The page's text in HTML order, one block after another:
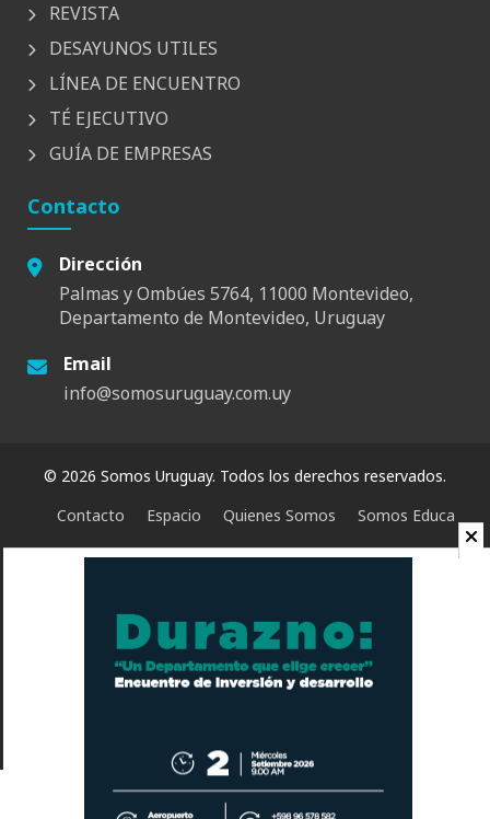
REVISTA
DESAYUNOS UTILES
LÍNEA DE ENCUENTRO
TÉ EJECUTIVO
GUÍA DE EMPRESAS
Contacto
Dirección
Palmas y Ombúes 5764, 11000 Montevideo,
Departamento de Montevideo, Uruguay
Email
info@somosuruguay.com.uy
© 2026 Somos Uruguay. Todos los derechos reservados.
Contacto
Espacio Quienes Somos Somos Educa